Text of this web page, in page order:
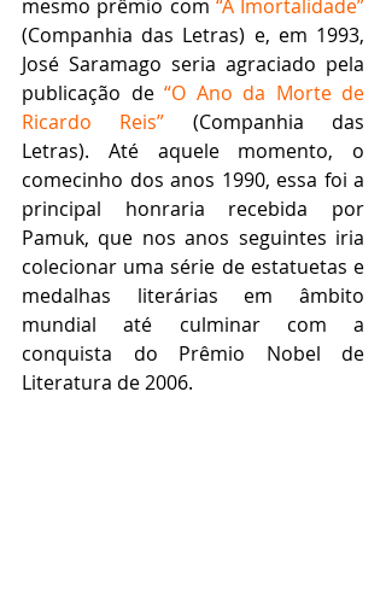
mesmo prêmio com “A Imortalidade”
(Companhia das Letras) e, em 1993,
José Saramago seria agraciado pela
publicação de “O Ano da Morte de
Ricardo Reis” (Companhia das
Letras). Até aquele momento, o
comecinho dos anos 1990, essa foi a
principal honraria recebida por
Pamuk, que nos anos seguintes iria
colecionar uma série de estatuetas e
medalhas literárias em âmbito
mundial até culminar com a
conquista do Prêmio Nobel de
Literatura de 2006.